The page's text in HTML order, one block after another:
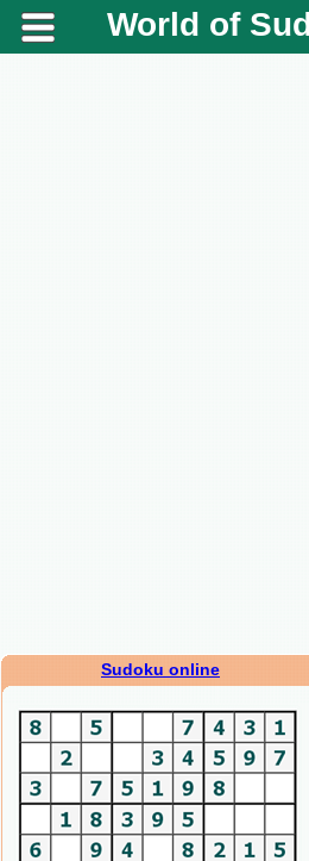
World of
Sudoku online